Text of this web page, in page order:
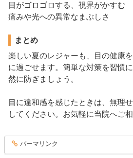
目がゴロゴロする、視界がかすむ
痛みや光への異常なまぶしさ
まとめ
楽しい夏のレジャーも、目の健康
に過ごせます。簡単な対策を習慣
然に防ぎましょう。
目に違和感を感じたときは、無理
してください。お気軽に当院へご相
entry226
パーマリンク